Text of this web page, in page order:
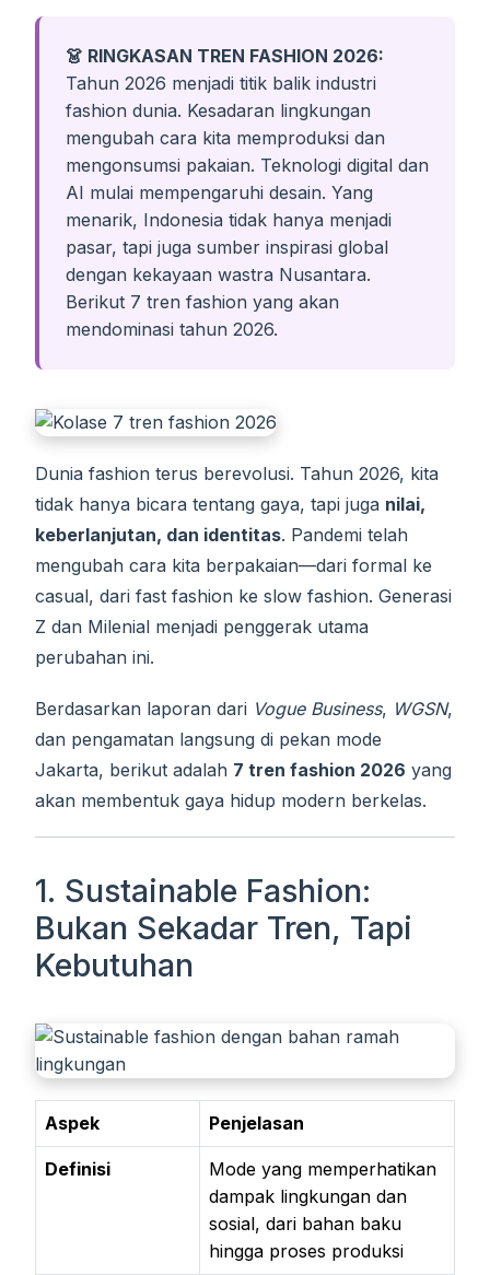
👗 RINGKASAN TREN FASHION 2026:
Tahun 2026 menjadi titik balik industri
fashion dunia. Kesadaran lingkungan
mengubah cara kita memproduksi dan
mengonsumsi pakaian. Teknologi digital dan
AI mulai mempengaruhi desain. Yang
menarik, Indonesia tidak hanya menjadi
pasar, tapi juga sumber inspirasi global
dengan kekayaan wastra Nusantara.
Berikut 7 tren fashion yang akan
mendominasi tahun 2026.
Dunia fashion terus berevolusi. Tahun 2026, kita
tidak hanya bicara tentang gaya, tapi juga nilai,
keberlanjutan, dan identitas. Pandemi telah
mengubah cara kita berpakaian—dari formal ke
casual, dari fast fashion ke slow fashion. Generasi
Z dan Milenial menjadi penggerak utama
perubahan ini.
Berdasarkan laporan dari Vogue Business, WGSN,
dan pengamatan langsung di pekan mode
Jakarta, berikut adalah 7 tren fashion 2026 yang
akan membentuk gaya hidup modern berkelas.
1. Sustainable Fashion:
Bukan Sekadar Tren, Tapi
Kebutuhan
Aspek Penjelasan
Definisi
Mode yang memperhatikan
dampak lingkungan dan
sosial, dari bahan baku
hingga proses produksi